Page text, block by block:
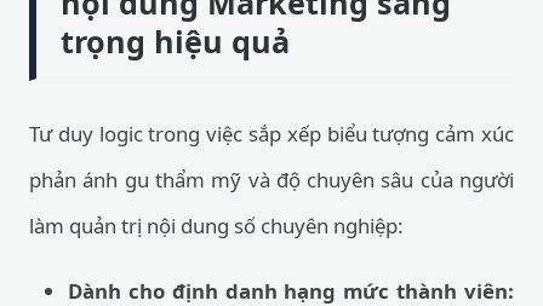
trọng hiệu quả
Tư duy logic trong việc sắp xếp biểu tượng cảm xúc
phản ánh gu thẩm mỹ và độ chuyên sâu của người
làm quản trị nội dung số chuyên nghiệp:
Dành cho định danh hạng mức thành viên: